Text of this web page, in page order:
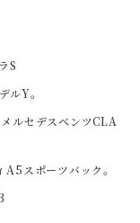
S
ルY。
ルセデスベンツCLA
スポーツバック。